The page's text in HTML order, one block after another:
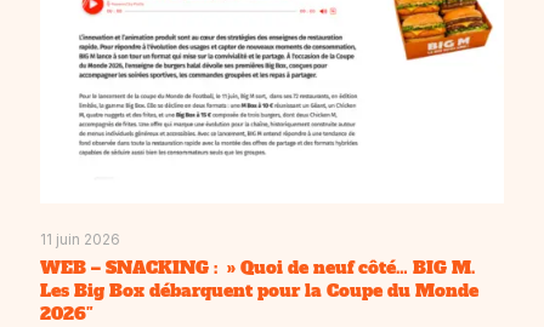
11 juin 2026
WEB – SNACKING : » Quoi de neuf côté… BIG M.
Les Big Box débarquent pour la Coupe du Monde
2026″